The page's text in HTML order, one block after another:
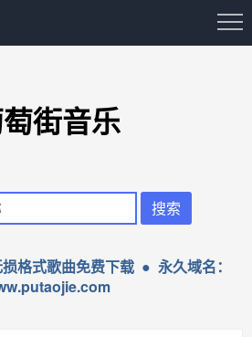
街音乐
格式歌曲免费下载 ● 永久域名：